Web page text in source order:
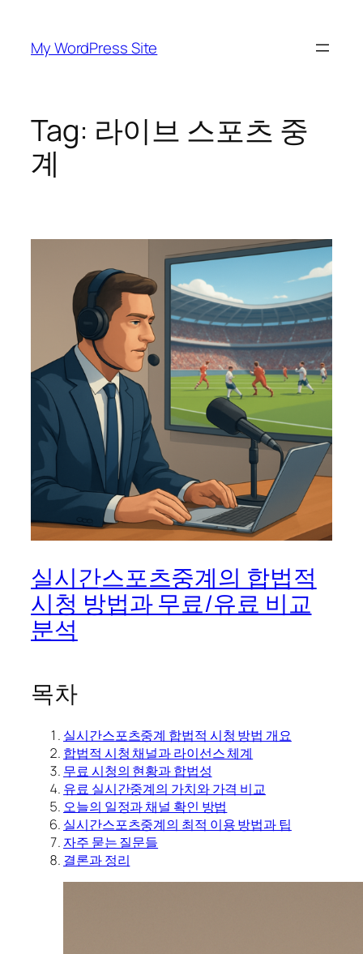
content
My WordPress Site
Tag: 라이브 스포츠 중
계
실시간스포츠중계의 합법적
시청 방법과 무료/유료 비교
분석
목차
실시간스포츠중계 합법적 시청 방법 개요
합법적 시청 채널과 라이선스 체계
무료 시청의 현황과 합법성
유료 실시간중계의 가치와 가격 비교
오늘의 일정과 채널 확인 방법
실시간스포츠중계의 최적 이용 방법과 팁
자주 묻는 질문들
결론과 정리